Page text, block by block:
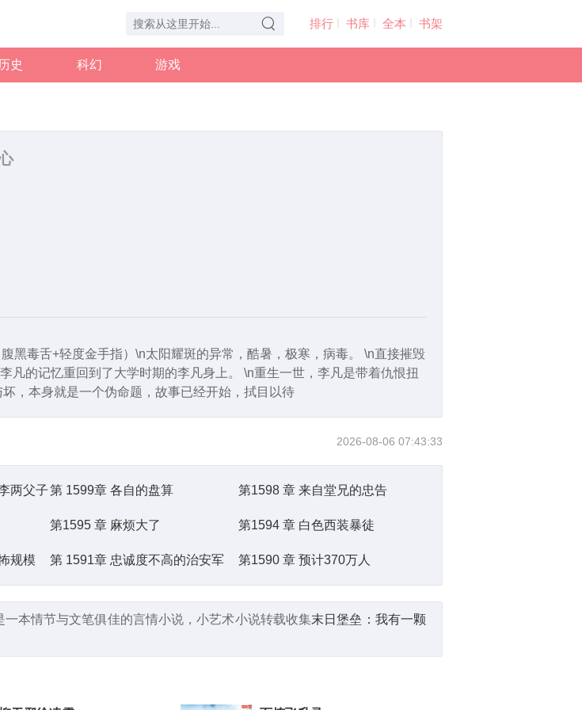
排行 书库 全本 书架
历史 科幻 游戏
黑毒舌+轻度金手指）\n太阳耀斑的异常，酷暑，极寒，病毒。 \n直接摧毁
凡的记忆重回到了大学时期的李凡身上。 \n重生一世，李凡是带着仇恨扭
，本身就是一个伪命题，故事已经开始，拭目以待
2026-08-06 07:43:33
两父子第 1599章 各自的盘算 第1598 章 来自堂兄的忠告
第1595 章 麻烦大了 第1594 章 白色西装暴徒
规模 第 1591章 忠诚度不高的治安军 第1590 章 预计370万人
本情节与文笔俱佳的言情小说，小艺术小说转载收集末日堡垒：我有一颗